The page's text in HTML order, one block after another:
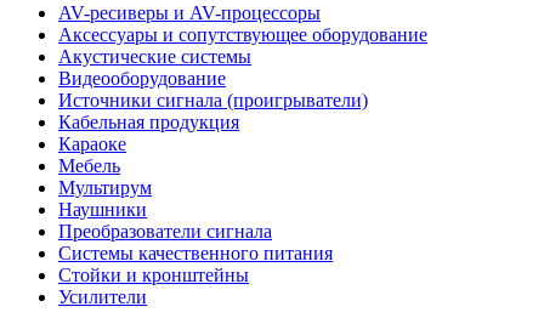
AV-ресиверы и AV-процессоры
Аксессуары и сопутствующее оборудование
Акустические системы
Видеооборудование
Источники сигнала (проигрыватели)
Кабельная продукция
Караоке
Мебель
Мультирум
Наушники
Преобразователи сигнала
Системы качественного питания
Стойки и кронштейны
Усилители